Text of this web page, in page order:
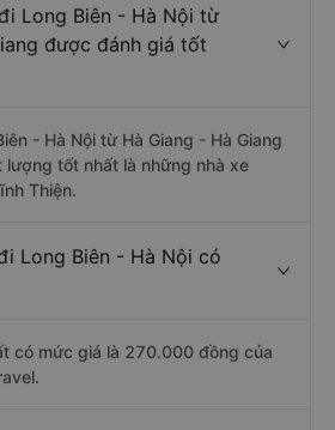
Long Biên - Hà Nội từ
được đánh giá tốt
- Hà Nội từ Hà Giang - Hà Giang
tốt nhất là những nhà xe
Thiện.
Long Biên - Hà Nội có
có mức giá là 270.000 đồng của